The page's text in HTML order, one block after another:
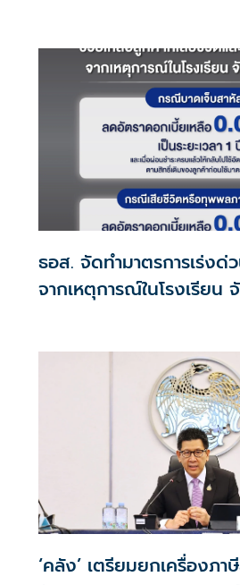
ธอส. จัดทำมาตรการเร่งด่
จากเหตุการณ์ในโรงเรียน
‘คลัง’ เตรียมยกเครื่องภ